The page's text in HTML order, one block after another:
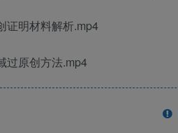
证明材料解析.mp4
过原创方法.mp4